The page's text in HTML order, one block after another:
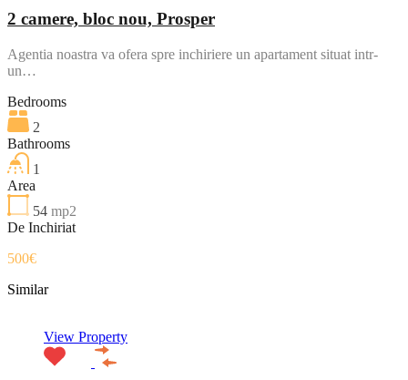
2 camere, bloc nou, Prosper
Agentia noastra va ofera spre inchiriere un apartament situat intr-
un…
Bedrooms
2
Bathrooms
1
Area
54 mp2
De Inchiriat
500€
Similar
View Property